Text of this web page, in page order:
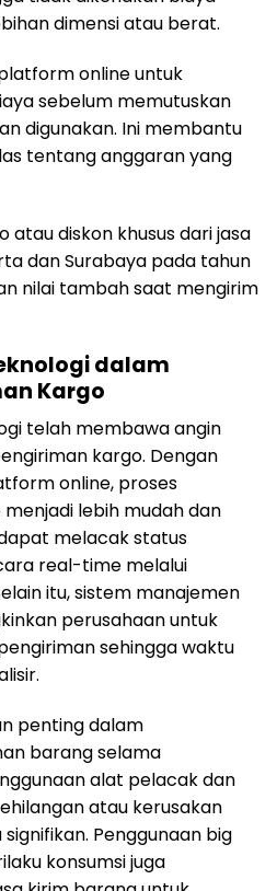
dimensi atau berat.
online untuk
sebelum memutuskan
digunakan. Ini membantu
tentang anggaran yang
atau diskon khusus dari jasa
dan Surabaya pada tahun
nilai tambah saat mengirim
dalam
Kargo
telah membawa angin
kargo. Dengan
online, proses
lebih mudah dan
melacak status
real-time melalui
itu, sistem manajemen
perusahaan untuk
sehingga waktu
penting dalam
barang selama
alat pelacak dan
atau kerusakan
Penggunaan big
konsumsi juga